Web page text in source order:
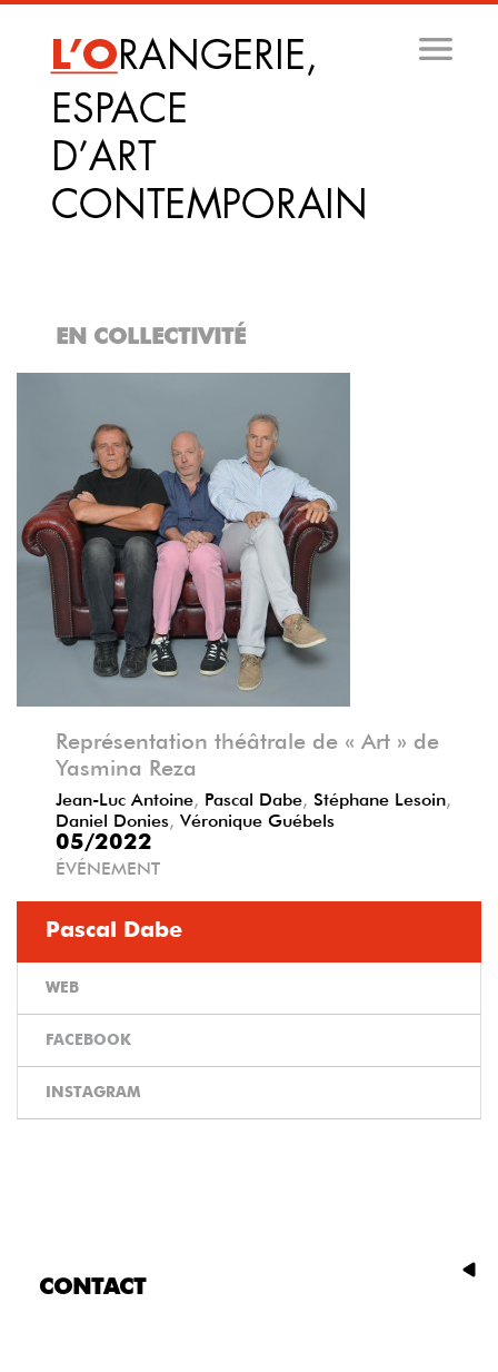
principal
EN COLLECTIVITÉ
Représentation théâtrale de « Art » de
Yasmina Reza
Jean-Luc Antoine Pascal Dabe Stéphane Lesoin
Daniel Donies Véronique Guébels
05/2022
ÉVÉNEMENT
Pascal Dabe
WEB
FACEBOOK
INSTAGRAM
CONTACT